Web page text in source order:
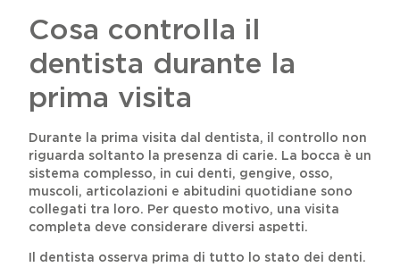
Cosa controlla il
dentista durante la
prima visita
Durante la prima visita dal dentista, il controllo non
riguarda soltanto la presenza di carie. La bocca è un
sistema complesso, in cui denti, gengive, osso,
muscoli, articolazioni e abitudini quotidiane sono
collegati tra loro. Per questo motivo, una visita
completa deve considerare diversi aspetti.
Il dentista osserva prima di tutto lo stato dei denti.